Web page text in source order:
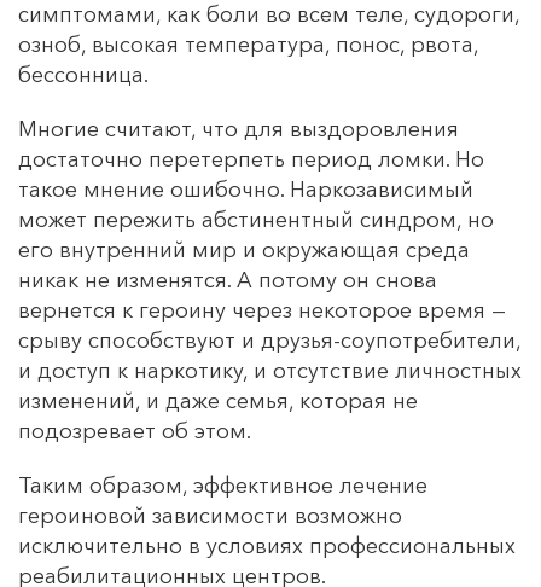
симптомами, как боли во всем теле, судороги,
озноб, высокая температура, понос, рвота,
бессонница.
Многие считают, что для выздоровления
достаточно перетерпеть период ломки. Но
такое мнение ошибочно. Наркозависимый
может пережить абстинентный синдром, но
его внутренний мир и окружающая среда
никак не изменятся. А потому он снова
вернется к героину через некоторое время —
срыву способствуют и друзья-соупотребители,
и доступ к наркотику, и отсутствие личностных
изменений, и даже семья, которая не
подозревает об этом.
Таким образом, эффективное лечение
героиновой зависимости возможно
исключительно в условиях профессиональных
реабилитационных центров.